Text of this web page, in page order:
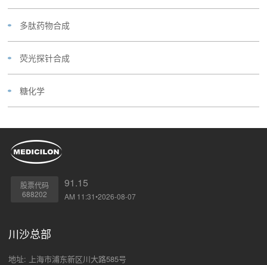
多肽药物合成
荧光探针合成
糖化学
股票代码
688202
91.15
AM 11:31•2026-08-07
川沙总部
地址: 上海市浦东新区川大路585号